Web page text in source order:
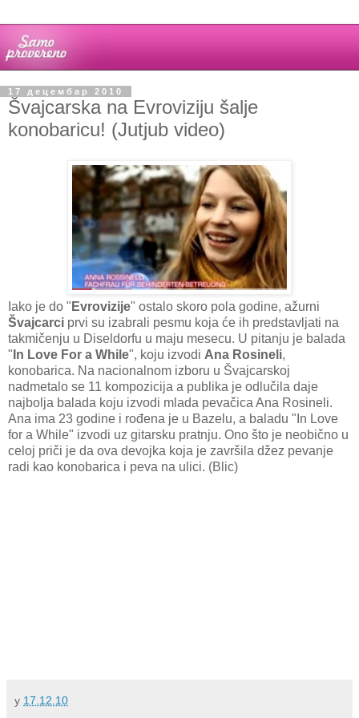
17 децембар 2010
Švajcarska na Evroviziju šalje
konobaricu! (Jutjub video)
Iako je do " Evrovizije" ostalo skoro pola godine, ažurni
Švajcarci prvi su izabrali pesmu koja će ih predstavljati na
takmičenju u Diseldorfu u maju mesecu. U pitanju je balada
" In Love For a While", koju izvodi Ana Rosineli,
konobarica. Na nacionalnom izboru u Švajcarskoj
nadmetalo se 11 kompozicija a publika je odlučila daje
najbolja balada koju izvodi mlada pevačica Ana Rosineli.
Ana ima 23 godine i rođena je u Bazelu, a baladu "In Love
for a While" izvodi uz gitarsku pratnju. Ono što je neobično u
celoj priči je da ova devojka koja je završila džez pevanje
radi kao konobarica i peva na ulici. (Blic)
у 17.12.10